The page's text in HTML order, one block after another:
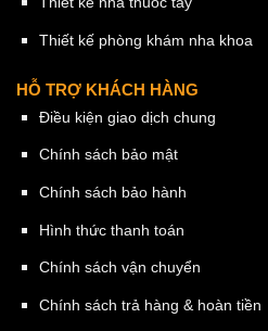
Thiết kế phòng khám nha khoa
HỖ TRỢ KHÁCH HÀNG
Điều kiện giao dịch chung
Chính sách bảo mật
Chính sách bảo hành
Hình thức thanh toán
Chính sách vận chuyển
Chính sách trả hàng & hoàn tiền